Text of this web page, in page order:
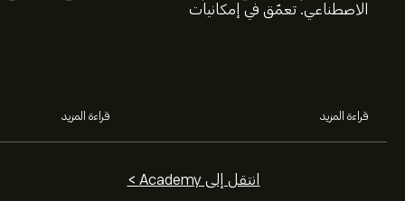
الاصطناعي. تعمّق في إمكانيات
قراءة المزيد قراءة المزيد
انتقل إلى Academy >